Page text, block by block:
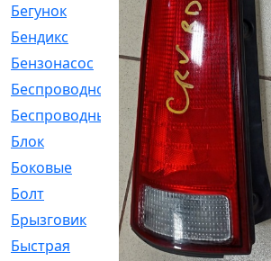
Бегунок
[21]
Бендикс
[26]
Бензонасос
[17]
Беспроводное
[2]
Беспроводные
[1]
Блок
[81]
Боковые
[4]
Болт
[247]
Брызговик
[77]
Быстрая
[2]